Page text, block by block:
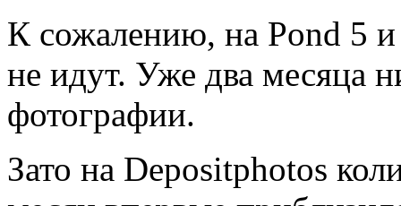
К сожалению, на Pond 5
не идут. Уже два месяца
фотографии.
Зато на Depositphotos